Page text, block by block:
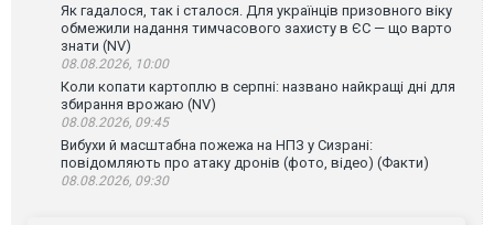
Як гадалося, так і сталося. Для українців призовного віку
обмежили надання тимчасового захисту в ЄС — що варто
знати (NV)
08.08.2026, 10:00
Коли копати картоплю в серпні: названо найкращі дні для
збирання врожаю (NV)
08.08.2026, 09:45
Вибухи й масштабна пожежа на НПЗ у Сизрані:
повідомляють про атаку дронів (фото, відео) (Факти)
08.08.2026, 09:30